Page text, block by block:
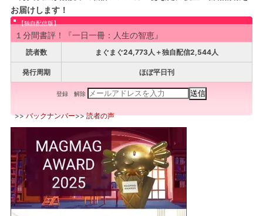
お届けします！
【独自配信版】
１分間書評！『一日一冊：人生の智恵』
読者数 まぐまぐ24,773人＋独自配信2,544人
発行周期 ほぼ平日刊
登録 解除
>>バックナンバー>>読者の声